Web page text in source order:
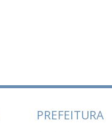
PREFEITURA